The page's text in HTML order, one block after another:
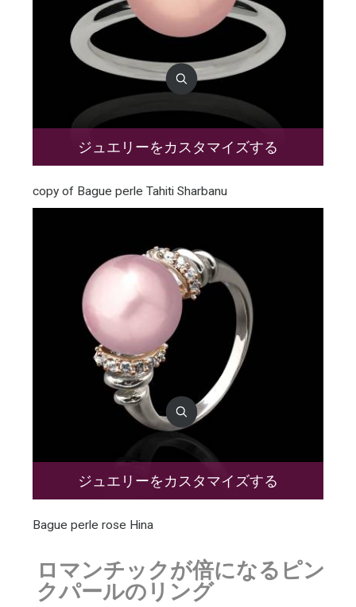
ジュエリーをカスタマイズする
copy of Bague perle Tahiti Sharbanu
ジュエリーをカスタマイズする
Bague perle rose Hina
ロマンチックが倍になるピン
クパールのリング